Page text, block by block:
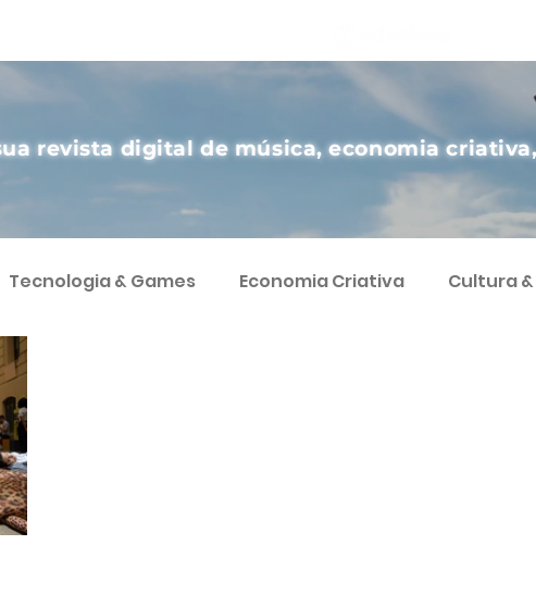
revista digital de música, economia
Tecnologia & Games Economia Criativa Cultura